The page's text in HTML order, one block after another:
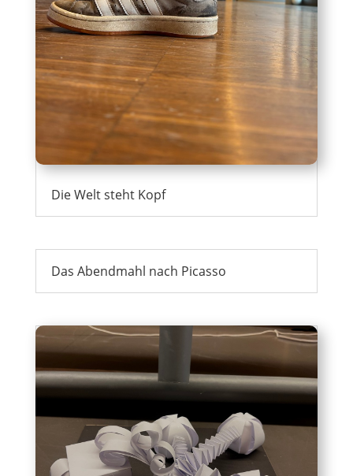
Die Welt steht Kopf
Das Abendmahl nach Picasso